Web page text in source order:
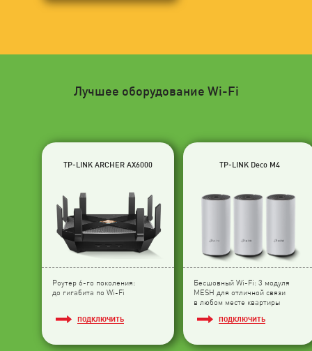
Лучшее оборудование Wi-Fi
TP-LINK ARCHER AX6000
Роутер 6-го поколения:
до гигабита по Wi-Fi
ПОДКЛЮЧИТЬ
TP-LINK Deco M4
Бесшовный Wi-Fi: 3 модуля
МESH для отличной связи
в любом месте квартиры
ПОДКЛЮЧИТЬ